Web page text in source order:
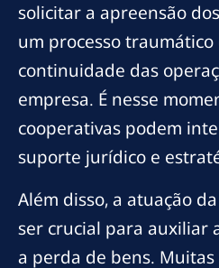
solicitar a apreensão
um processo
continuidade das
empresa. É nesse
cooperativas podem
suporte jurídico e
Além disso, a atuação
ser crucial para auxiliar
a perda de bens.